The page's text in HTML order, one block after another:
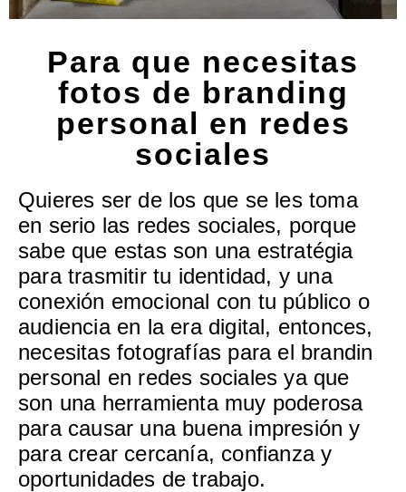
Para que necesitas
fotos de branding
personal en redes
sociales
Quieres ser de los que se les toma
en serio las redes sociales, porque
sabe que estas son una estratégia
para trasmitir tu identidad, y una
conexión emocional con tu público o
audiencia en la era digital, entonces,
necesitas fotografías para el brandin
personal en redes sociales ya que
son una herramienta muy poderosa
para causar una buena impresión y
para crear cercanía, confianza y
oportunidades de trabajo.